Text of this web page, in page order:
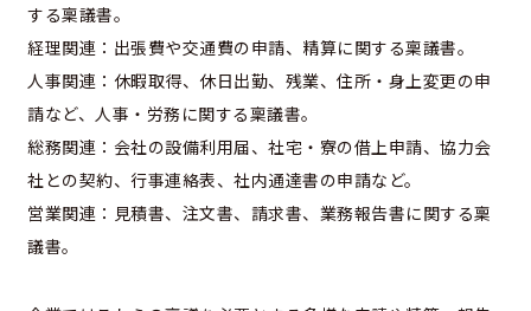
する稟議書。
経理関連：出張費や交通費の申請、精算に関する稟議書。
人事関連：休暇取得、休日出勤、残業、住所・身上変更の申
請など、人事・労務に関する稟議書。
総務関連：会社の設備利用届、社宅・寮の借上申請、協力会
社との契約、行事連絡表、社内通達書の申請など。
営業関連：見積書、注文書、請求書、業務報告書に関する稟
議書。